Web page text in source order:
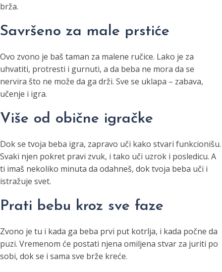
brža.
Savršeno za male prstiće
Ovo zvono je baš taman za malene ručice. Lako je za
uhvatiti, protresti i gurnuti, a da beba ne mora da se
nervira što ne može da ga drži. Sve se uklapa – zabava,
učenje i igra.
Više od obične igračke
Dok se tvoja beba igra, zapravo uči kako stvari funkcionišu.
Svaki njen pokret pravi zvuk, i tako uči uzrok i posledicu. A
ti imaš nekoliko minuta da odahneš, dok tvoja beba uči i
istražuje svet.
Prati bebu kroz sve faze
Zvono je tu i kada ga beba prvi put kotrlja, i kada počne da
puzi. Vremenom će postati njena omiljena stvar za juriti po
sobi, dok se i sama sve brže kreće.